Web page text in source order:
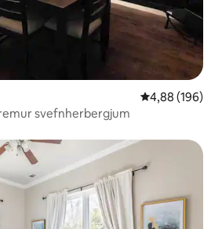
4,88 af 5 í
4,88 (196)
svefnherbergjum